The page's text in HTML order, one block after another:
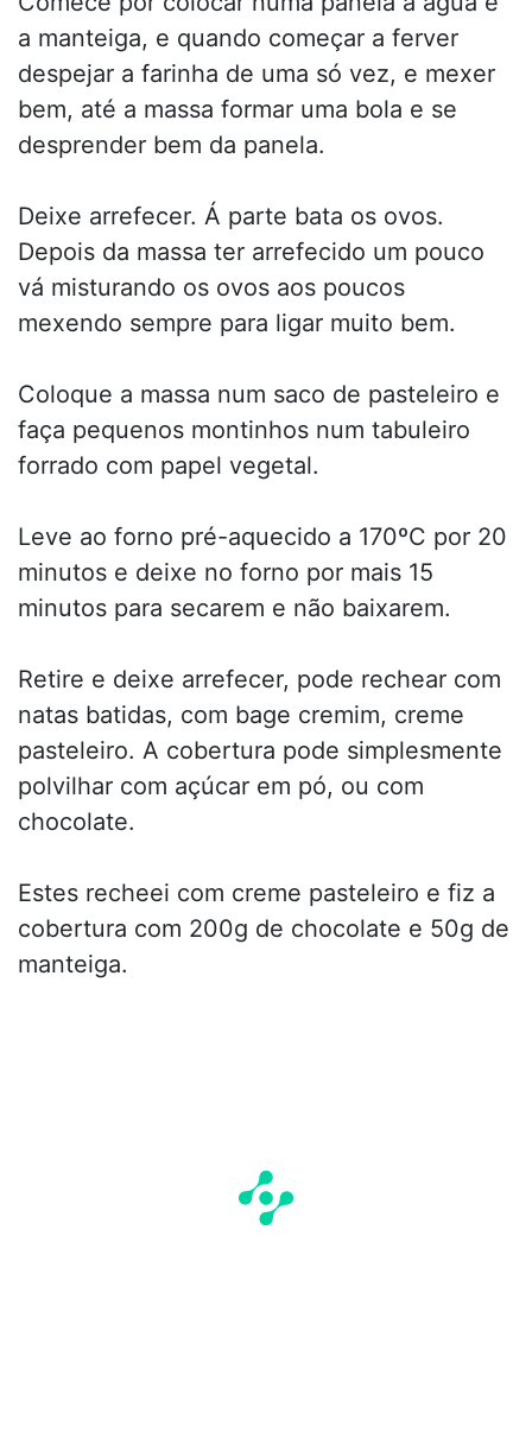
a manteiga, e quando começar a ferver
despejar a farinha de uma só vez, e mexer
bem, até a massa formar uma bola e se
desprender bem da panela.
Deixe arrefecer. Á parte bata os ovos.
Depois da massa ter arrefecido um pouco
vá misturando os ovos aos poucos
mexendo sempre para ligar muito bem.
Coloque a massa num saco de pasteleiro e
faça pequenos montinhos num tabuleiro
forrado com papel vegetal.
Leve ao forno pré-aquecido a 170ºC por 20
minutos e deixe no forno por mais 15
minutos para secarem e não baixarem.
Retire e deixe arrefecer, pode rechear com
natas batidas, com bage cremim, creme
pasteleiro. A cobertura pode simplesmente
polvilhar com açúcar em pó, ou com
chocolate.
Estes recheei com creme pasteleiro e fiz a
cobertura com 200g de chocolate e 50g de
manteiga.